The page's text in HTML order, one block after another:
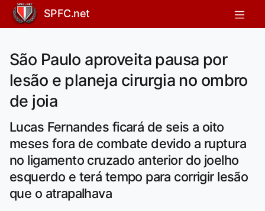
SPFC.net
São Paulo aproveita pausa por
lesão e planeja cirurgia no ombro
de joia
Lucas Fernandes ficará de seis a oito
meses fora de combate devido a ruptura
no ligamento cruzado anterior do joelho
esquerdo e terá tempo para corrigir lesão
que o atrapalhava